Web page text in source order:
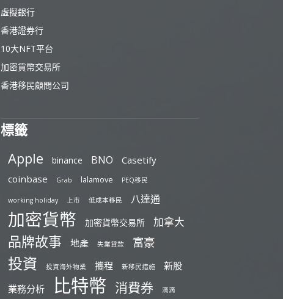
虛擬銀行
香港證券行
10大NFT平台
加密貨幣交易所
香港移民顧問公司
標籤
Apple binance BNO
Casetify
coinbase
Grab lalamove PEQ移民
working holiday 上市 低成本移民 八達通
加密貨幣 加密貨幣交易所 加拿大
品牌故事 地產 失業貸款 富豪
投資 投資海外物業 攜程 新移民措施
新股
業務分析
比特幣 消費券 滴滴